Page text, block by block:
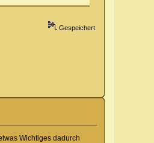
Gespeichert
Wichtiges dadurch